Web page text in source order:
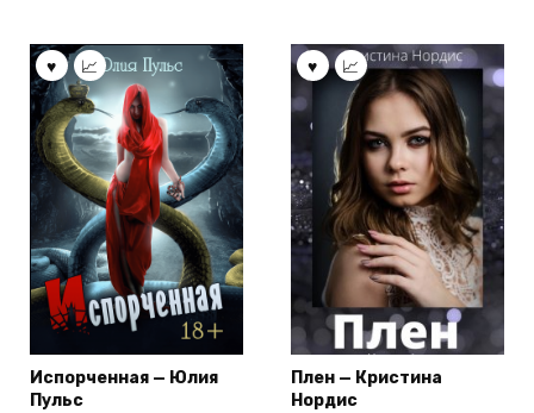
Испорченная — Юлия
Пульс
Плен — Кристина
Нордис